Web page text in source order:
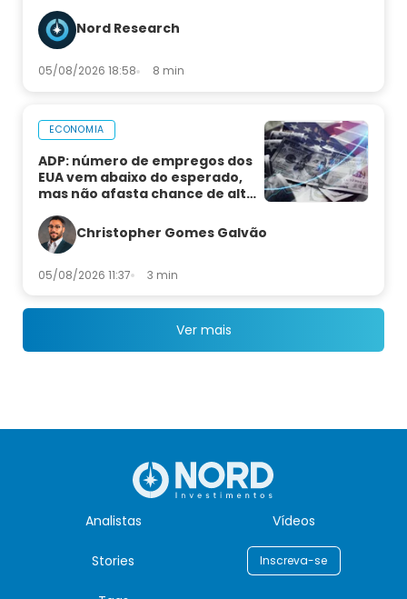
Nord Research
05/08/2026 18:58 8 min
ECONOMIA
ADP: número de empregos dos
EUA vem abaixo do esperado,
mas não afasta chance de alta
Christopher Gomes Galvão
05/08/2026 11:37 3 min
Ver mais
Analistas Vídeos
Stories Inscreva-se